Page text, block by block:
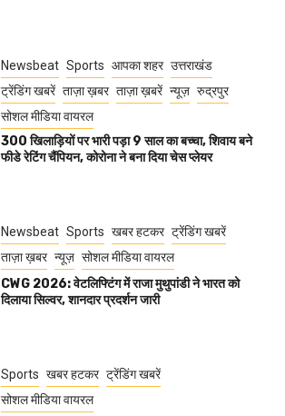
Newsbeat Sports आपका शहर उत्तराखंड
ट्रेंडिंग खबरें ताज़ा ख़बर ताज़ा ख़बरें न्यूज़ रुद्रपुर
सोशल मीडिया वायरल
300 खिलाड़ियों पर भारी पड़ा 9 साल का बच्चा, शिवाय बने
फीडे रेटिंग चैंपियन, कोरोना ने बना दिया चेस प्लेयर
Newsbeat Sports खबर हटकर ट्रेंडिंग खबरें
ताज़ा ख़बर न्यूज़ सोशल मीडिया वायरल
CWG 2026: वेटलिफ्टिंग में राजा मुथुपांडी ने भारत को
दिलाया सिल्वर, शानदार प्रदर्शन जारी
Sports खबर हटकर ट्रेंडिंग खबरें
सोशल मीडिया वायरल